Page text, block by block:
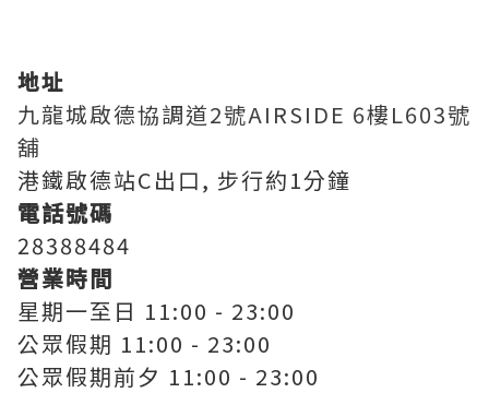
地址
九龍城啟德協調道2號AIRSIDE 6樓L603號
舖
港鐵啟德站C出口, 步行約1分鐘
電話號碼
28388484
營業時間
星期一至日 11:00 - 23:00
公眾假期 11:00 - 23:00
公眾假期前夕 11:00 - 23:00